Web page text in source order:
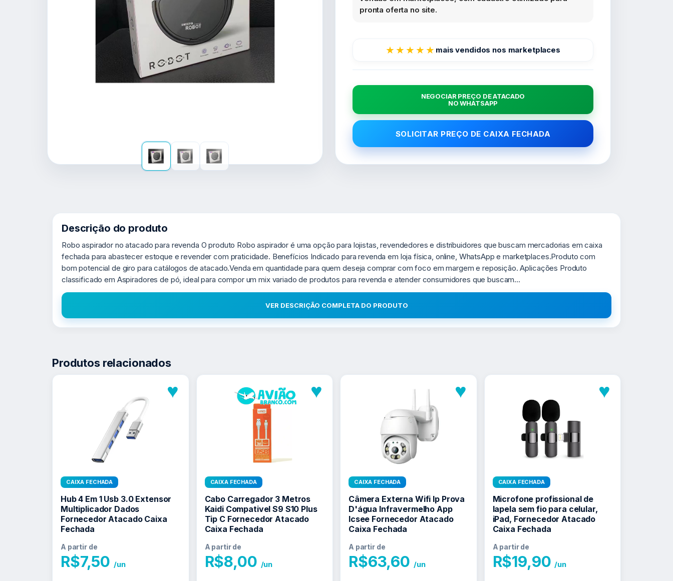
pronta oferta no site.
★★★★★ mais vendidos nos marketplaces
NEGOCIAR PREÇO DE ATACADO
NO WHATSAPP
SOLICITAR PREÇO DE CAIXA FECHADA
Descrição do produto
Robo aspirador no atacado para revenda O produto Robo aspirador é uma opção para lojistas, revendedores e distribuidores que buscam mercadorias em caixa
fechada para abastecer estoque e revender com praticidade. Benefícios Indicado para revenda em loja física, online, WhatsApp e marketplaces.Produto com
bom potencial de giro para catálogos de atacado.Venda em quantidade para quem deseja comprar com foco em margem e reposição. Aplicações Produto
classificado em Aspiradores de pó, ideal para compor um mix variado de produtos para revenda e atender consumidores que buscam...
VER DESCRIÇÃO COMPLETA DO PRODUTO
Produtos relacionados
♥
CAIXA FECHADA
Hub 4 Em 1 Usb 3.0 Extensor
Multiplicador Dados
Fornecedor Atacado Caixa
Fechada
A partir de
R$7,50 /un
♥
CAIXA FECHADA
Cabo Carregador 3 Metros
Kaidi Compativel S9 S10 Plus
Tip C Fornecedor Atacado
Caixa Fechada
A partir de
R$8,00 /un
♥
CAIXA FECHADA
Câmera Externa Wifi Ip Prova
D'água Infravermelho App
Icsee Fornecedor Atacado
Caixa Fechada
A partir de
R$63,60 /un
♥
CAIXA FECHADA
Microfone profissional de
lapela sem fio para celular,
iPad, Fornecedor Atacado
Caixa Fechada
A partir de
R$19,90 /un